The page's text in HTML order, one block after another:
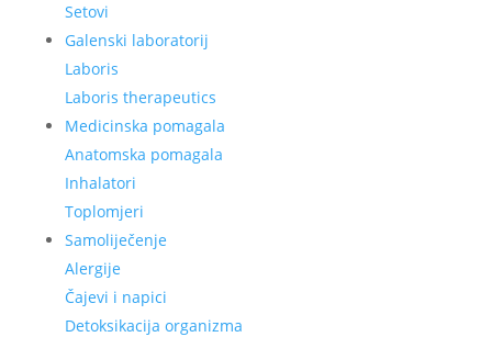
Setovi
Galenski laboratorij
Laboris
Laboris therapeutics
Medicinska pomagala
Anatomska pomagala
Inhalatori
Toplomjeri
Samoliječenje
Alergije
Čajevi i napici
Detoksikacija organizma